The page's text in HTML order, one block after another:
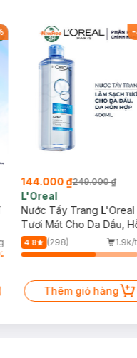
-
144.000 ₫249.000 ₫
L'Oreal
Nước Tẩy Trang L'Oreal
Tươi Mát Cho Da Dầu,
Hợp 400ml
4.8 (298)
Thêm giỏ hàng